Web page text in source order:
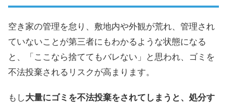
空き家の管理を怠り、敷地内や外観が荒れ、管理され
ていないことが第三者にもわかるような状態になる
と、「ここなら捨ててもバレない」と思われ、ゴミを
不法投棄されるリスクが高まります。
もし大量にゴミを不法投棄をされてしまうと、処分す